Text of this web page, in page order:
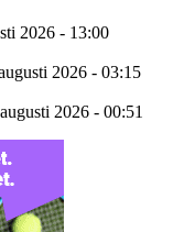
2026 - 13:00
2026 - 03:15
2026 - 00:51